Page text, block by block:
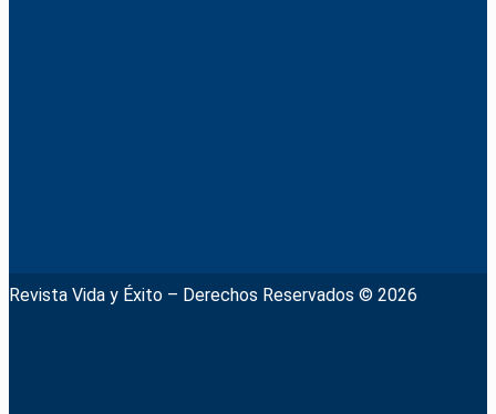
Revista Vida y Éxito – Derechos Reservados © 2026